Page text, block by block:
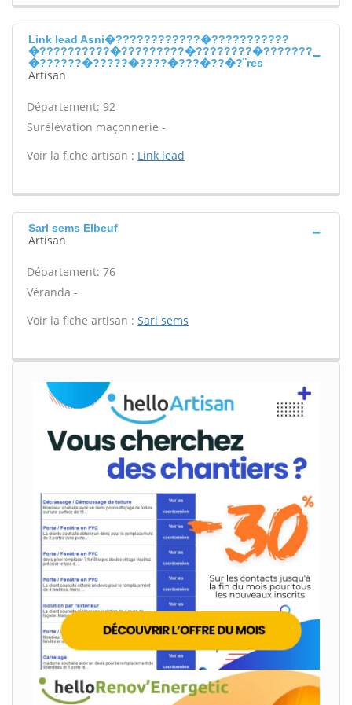
Link lead Asni�????????????�???????????
�??????????�?????????�????????�???????
�??????�?????�????�???�??�?¨res
Artisan
Département: 92
Surélévation maçonnerie -
Voir la fiche artisan : Link lead
Sarl sems Elbeuf
Artisan
Département: 76
Véranda -
Voir la fiche artisan : Sarl sems